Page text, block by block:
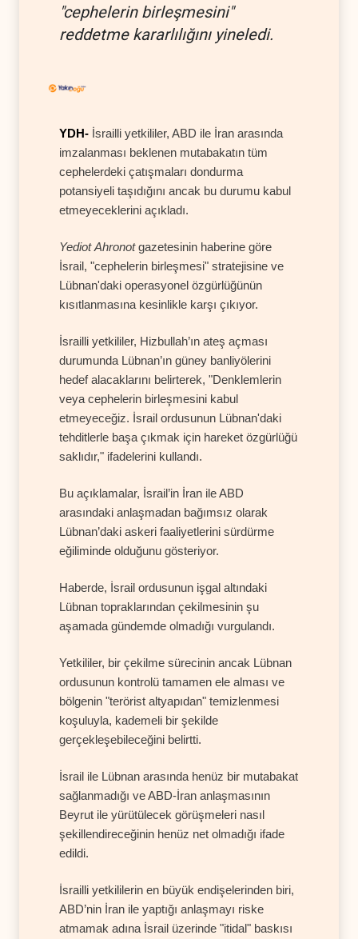
"cephelerin birleşmesini"
reddetme kararlılığını yineledi.
YDH- İsrailli yetkililer, ABD ile İran arasında
imzalanması beklenen mutabakatın tüm
cephelerdeki çatışmaları dondurma
potansiyeli taşıdığını ancak bu durumu kabul
etmeyeceklerini açıkladı.
Yediot Ahronotgazetesinin haberine göre
İsrail, "cephelerin birleşmesi" stratejisine ve
Lübnan'daki operasyonel özgürlüğünün
kısıtlanmasına kesinlikle karşı çıkıyor.
İsrailli yetkililer, Hizbullah’ın ateş açması
durumunda Lübnan’ın güney banliyölerini
hedef alacaklarını belirterek, "Denklemlerin
veya cephelerin birleşmesini kabul
etmeyeceğiz. İsrail ordusunun Lübnan'daki
tehditlerle başa çıkmak için hareket özgürlüğü
saklıdır," ifadelerini kullandı.
Bu açıklamalar, İsrail’in İran ile ABD
arasındaki anlaşmadan bağımsız olarak
Lübnan’daki askeri faaliyetlerini sürdürme
eğiliminde olduğunu gösteriyor.
Haberde, İsrail ordusunun işgal altındaki
Lübnan topraklarından çekilmesinin şu
aşamada gündemde olmadığı vurgulandı.
Yetkililer, bir çekilme sürecinin ancak Lübnan
ordusunun kontrolü tamamen ele alması ve
bölgenin "terörist altyapıdan" temizlenmesi
koşuluyla, kademeli bir şekilde
gerçekleşebileceğini belirtti.
İsrail ile Lübnan arasında henüz bir mutabakat
sağlanmadığı ve ABD-İran anlaşmasının
Beyrut ile yürütülecek görüşmeleri nasıl
şekillendireceğinin henüz net olmadığı ifade
edildi.
İsrailli yetkililerin en büyük endişelerinden biri,
ABD’nin İran ile yaptığı anlaşmayı riske
atmamak adına İsrail üzerinde "itidal" baskısı